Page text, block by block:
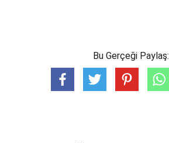
Bu Gerçeği Paylaş: